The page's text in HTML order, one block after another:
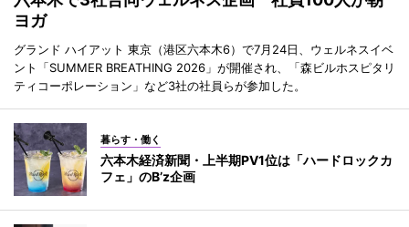
ヨガ
グランド ハイアット 東京（港区六本木6）で7月24日、ウェルネスイベ
ント「SUMMER BREATHING 2026」が開催され、「森ビルホスピタリ
ティコーポレーション」など3社の社員らが参加した。
暮らす・働く
六本木経済新聞・上半期PV1位は「ハードロックカ
フェ」のB’z企画